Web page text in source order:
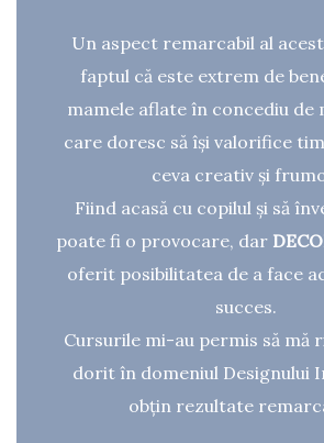
Un aspect remarcabil al
faptul că este extrem de
mamele aflate în concediu de
care doresc să își valorifice
ceva creativ și
Fiind acasă cu copilul și să
poate fi o provocare, dar
oferit posibilitatea de a face
succes.
Cursurile mi-au permis să mă
dorit în domeniul Designului
obțin rezultate